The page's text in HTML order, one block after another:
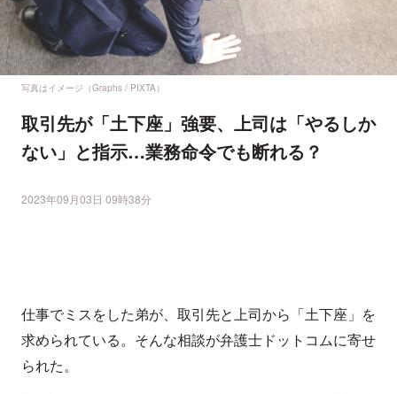
写真はイメージ（Graphs / PIXTA）
取引先が「土下座」強要、上司は「やるしか
ない」と指示…業務命令でも断れる？
2023年09月03日 09時38分
仕事でミスをした弟が、取引先と上司から「土下座」を
求められている。そんな相談が弁護士ドットコムに寄せ
られた。